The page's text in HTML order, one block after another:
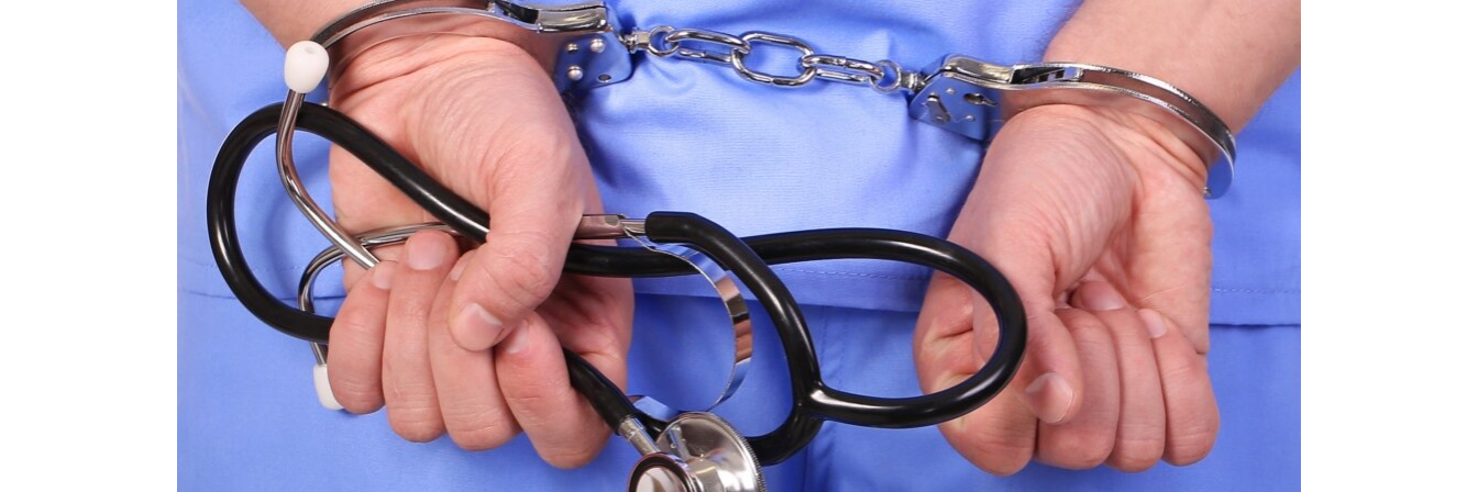
ПОДПИШИТЕСЬ НА РАССЫЛКУ